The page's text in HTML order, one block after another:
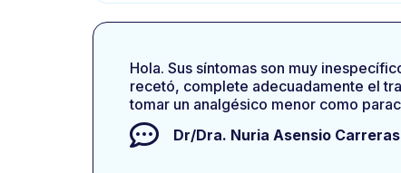
Hola. Sus síntomas son muy
recetó, complete adecuadamente el
tomar un analgésico menor como
Dr/Dra. Nuria Asensio Carreras